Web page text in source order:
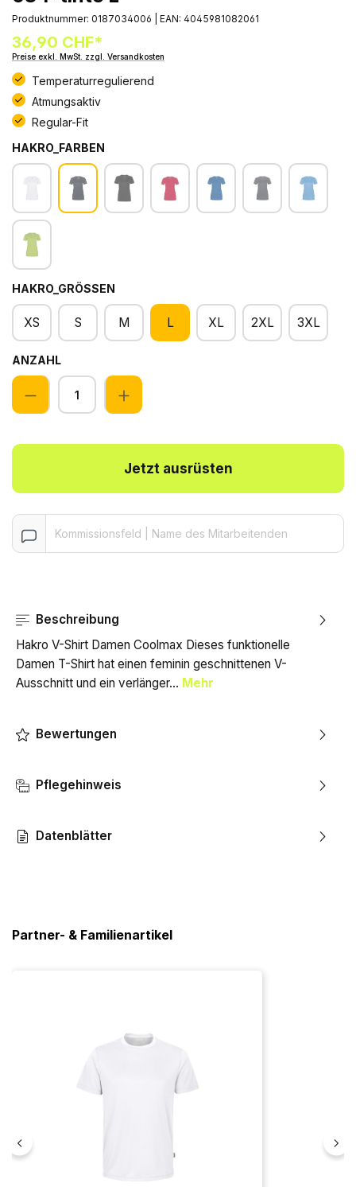
Produktnummer: 0187034006 EAN: 4045981082061
36,90 CHF*
Preise exkl. MwSt. zzgl. Versandkosten
Temperaturregulierend
Atmungsaktiv
Regular-Fit
HAKRO_FARBEN
HAKRO_GRÖSSEN
XS S M L XL 2XL 3XL
ANZAHL
Anzahl
Jetzt ausrüsten
Beschreibung
Hakro V-Shirt Damen Coolmax Dieses funktionelle
Damen T-Shirt hat einen feminin geschnittenen V-
Ausschnitt und ein verlänger… Mehr
Bewertungen
Pflegehinweis
Datenblätter
Partner- & Familienartikel